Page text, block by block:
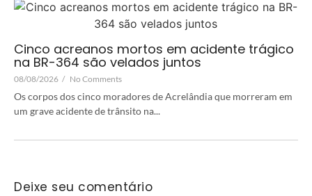
Cinco acreanos mortos em acidente trágico
na BR-364 são velados juntos
08/08/2026 / No Comments
Os corpos dos cinco moradores de Acrelândia que morreram em
um grave acidente de trânsito na...
Deixe seu comentário